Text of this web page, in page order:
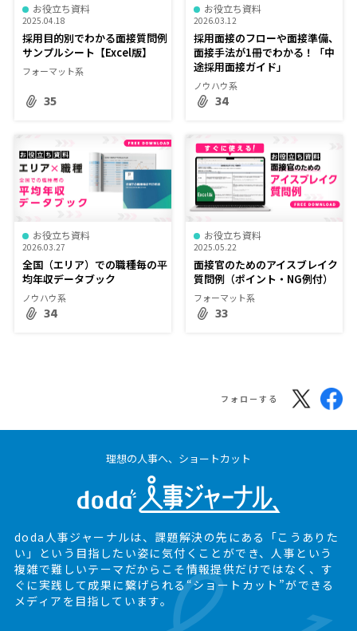
お役立ち資料
2025.04.18
採用目的別でわかる面接質問例
サンプルシート【Excel版】
フォーマット系
35
お役立ち資料
2026.03.12
採用面接のフローや面接準備、
面接手法が1冊でわかる！「中
途採用面接ガイド」
ノウハウ系
34
お役立ち資料
2026.03.27
全国（エリア）での職種毎の平
均年収データブック
ノウハウ系
34
お役立ち資料
2025.05.22
面接官のためのアイスブレイク
質問例（ポイント・NG例付）
フォーマット系
33
フォローする
理想の人事へ、ショートカット
doda人事ジャーナルは、課題解決の先にある
「こうありた
い」という目指したい姿に気付くことができ、人事という
複雑で難しいテーマだからこそ情報提供だけではなく、 す
ぐに実践して成果に繋げられる“ショートカット”ができる
メディアを目指しています。